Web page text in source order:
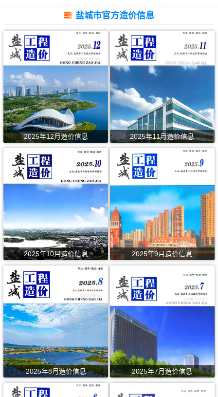
盐城市官方造价信息
2025年12月造价信息 2025年11月造价信息
2025年10月造价信息 2025年9月造价信息
2025年8月造价信息 2025年7月造价信息